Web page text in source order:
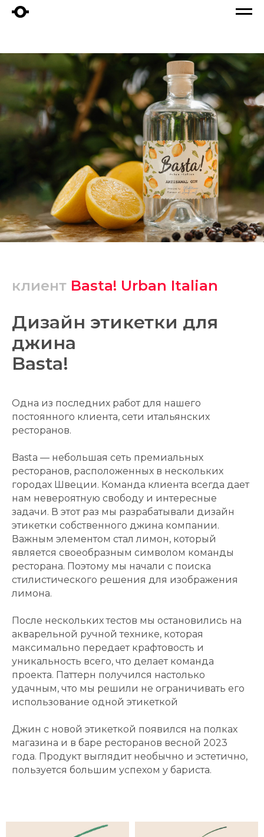
клиент Basta! Urban Italian
Дизайн этикетки для
джина
Basta!
Одна из последних работ для нашего
постоянного клиента, сети итальянских
ресторанов.
Basta — небольшая сеть премиальных
ресторанов, расположенных в нескольких
городах Швеции. Команда клиента всегда дает
нам невероятную свободу и интересные
задачи. В этот раз мы разрабатывали дизайн
этикетки собственного джина компании.
Важным элементом стал лимон, который
является своеобразным символом команды
ресторана. Поэтому мы начали с поиска
стилистического решения для изображения
лимона.
После нескольких тестов мы остановились на
акварельной ручной технике, которая
максимально передает крафтовость и
уникальность всего, что делает команда
проекта. Паттерн получился настолько
удачным, что мы решили не ограничивать его
использование одной этикеткой
Джин с новой этикеткой появился на полках
магазина и в баре ресторанов весной 2023
года. Продукт выглядит необычно и эстетично,
пользуется большим успехом у бариста.